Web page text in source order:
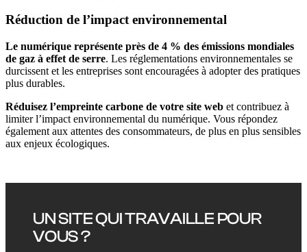
Réduction de l’impact environnemental
Le numérique représente près de 4 % des émissions mondiales
de gaz à effet de serre. Les réglementations environnementales se
durcissent et les entreprises sont encouragées à adopter des pratiques
plus durables.
Réduisez l’empreinte carbone de votre site web et contribuez à
limiter l’impact environnemental du numérique. Vous répondez
également aux attentes des consommateurs, de plus en plus sensibles
aux enjeux écologiques.
UN SITE QUI TRAVAILLE POUR
VOUS ?